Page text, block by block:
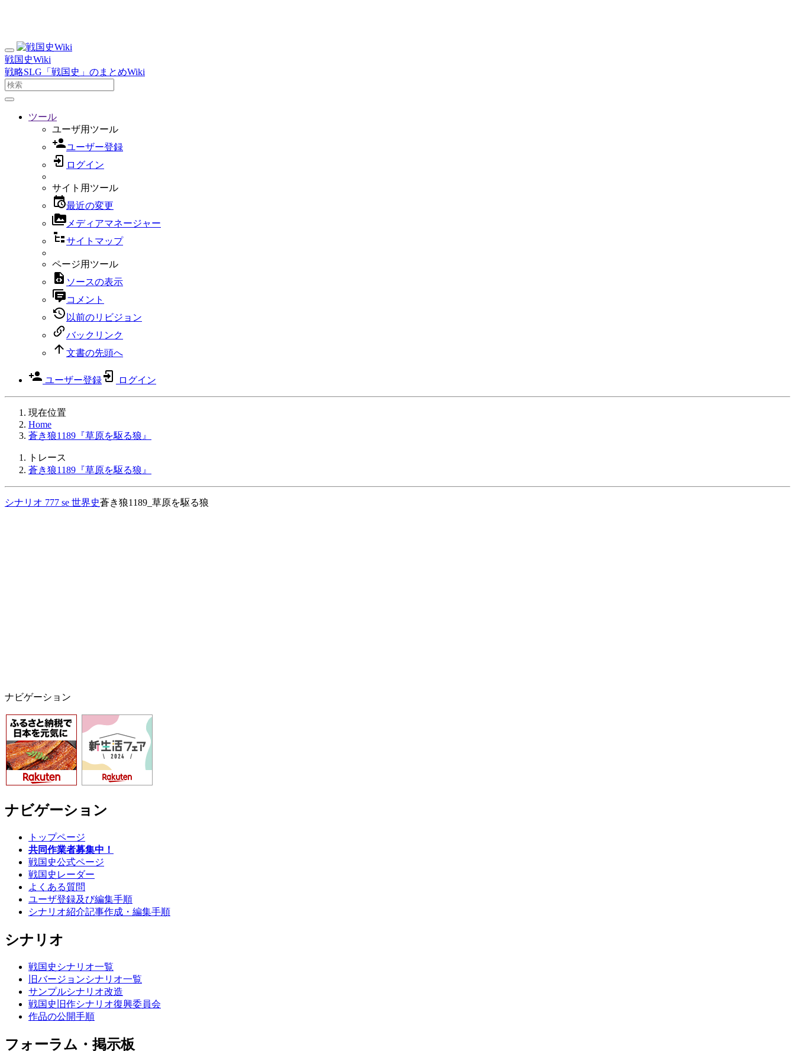
戦国史Wiki
戦略SLG「戦国史」のまとめWiki
ツール
ユーザ用ツール
ユーザー登録
ログイン
サイト用ツール
最近の変更
メディアマネージャー
サイトマップ
ページ用ツール
ソースの表示
コメント
以前のリビジョン
バックリンク
文書の先頭へ
ユーザー登録 ログイン
現在位置
Home
蒼き狼1189『草原を駆る狼』
トレース
蒼き狼1189『草原を駆る狼』
シナリオ 777 se 世界史蒼き狼1189_草原を駆る狼
ナビゲーション
ナビゲーション
トップページ
共同作業者募集中！
戦国史公式ページ
戦国史レーダー
よくある質問
ユーザ登録及び編集手順
シナリオ紹介記事作成・編集手順
シナリオ
戦国史シナリオ一覧
旧バージョンシナリオ一覧
サンプルシナリオ改造
戦国史旧作シナリオ復興委員会
作品の公開手順
フォーラム・掲示板